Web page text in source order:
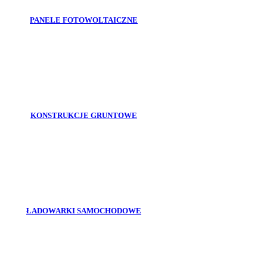
PANELE FOTOWOLTAICZNE
KONSTRUKCJE GRUNTOWE
ŁADOWARKI SAMOCHODOWE